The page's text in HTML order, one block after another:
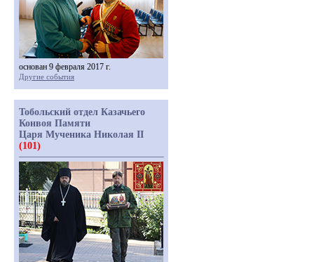
основан 9 февраля 2017 г.
Другие события
Тобольский отдел Казачьего
Конвоя Памяти
Царя Мученика Николая II
(101)